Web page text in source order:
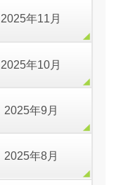
2025年11月
2025年10月
2025年9月
2025年8月